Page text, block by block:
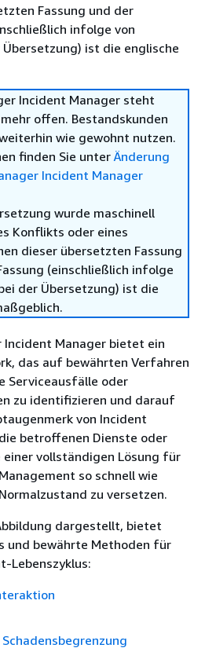
Fassung und der
infolge von
ist die englische
Incident Manager steht
offen. Bestandskunden
wie gewohnt nutzen.
finden Sie unterÄnderung
Incident Manager
wurde maschinell
Konflikts oder eines
dieser übersetzten Fassung
(einschließlich infolge
der Übersetzung) ist die
Incident Manager bietet ein
das auf bewährten Verfahren
Serviceausfälle oder
zu identifizieren und darauf
von Incident
betroffenen Dienste oder
vollständigen Lösung für
so schnell wie
zu versetzen.
dargestellt, bietet
und bewährte Methoden für
Lebenszyklus: